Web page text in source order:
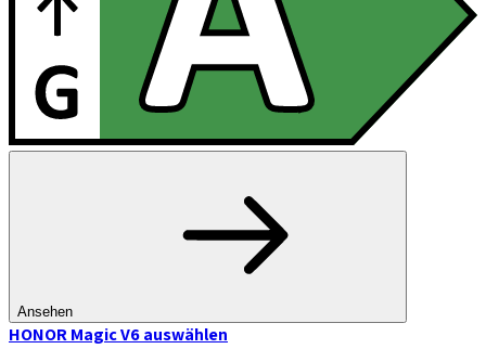
Ansehen
HONOR Magic V6auswählen